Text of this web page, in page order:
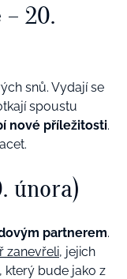
– 20.
snů. Vydají se
spoustu
nové příležitosti.
února)
partnerem.
zanevřeli, jejich
který bude jako z